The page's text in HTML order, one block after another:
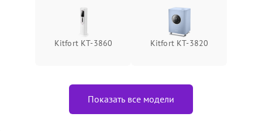
Kitfort КТ-3860 Kitfort КТ-3820
Показать все модели